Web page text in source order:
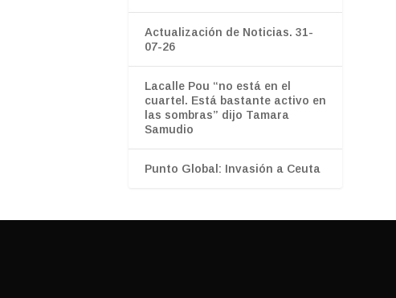
Actualización de Noticias. 31-
07-26
Lacalle Pou “no está en el
cuartel. Está bastante activo en
las sombras” dijo Tamara
Samudio
Punto Global: Invasión a Ceuta